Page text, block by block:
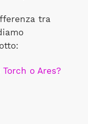
tra
o Ares?